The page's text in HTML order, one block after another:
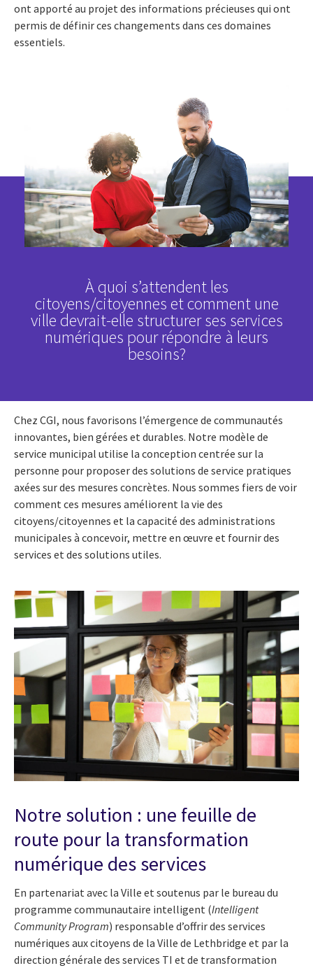
ont apporté au projet des informations précieuses qui ont
permis de définir ces changements dans ces domaines
essentiels.
À quoi s’attendent les
citoyens/citoyennes et comment une
ville devrait-elle structurer ses services
numériques pour répondre à leurs
besoins?
Chez CGI, nous favorisons l’émergence de communautés
innovantes, bien gérées et durables. Notre modèle de
service municipal utilise la conception centrée sur la
personne pour proposer des solutions de service pratiques
axées sur des mesures concrètes. Nous sommes fiers de voir
comment ces mesures améliorent la vie des
citoyens/citoyennes et la capacité des administrations
municipales à concevoir, mettre en œuvre et fournir des
services et des solutions utiles.
Notre solution : une feuille de
route pour la transformation
numérique des services
En partenariat avec la Ville et soutenus par le bureau du
programme communautaire intelligent (Intelligent
Community Program) responsable d’offrir des services
numériques aux citoyens de la Ville de Lethbridge et par la
direction générale des services TI et de transformation